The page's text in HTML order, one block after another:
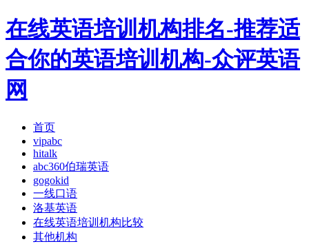
在线英语培训机构排名-推荐适
合你的英语培训机构-众评英语
网
首页
vipabc
hitalk
abc360伯瑞英语
gogokid
一线口语
洛基英语
在线英语培训机构比较
其他机构